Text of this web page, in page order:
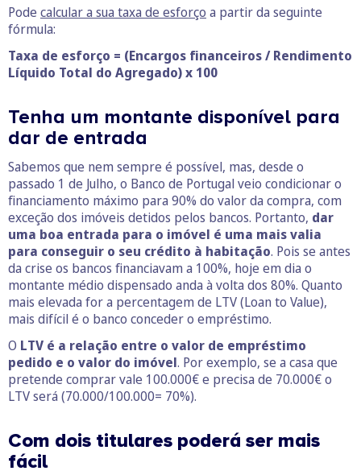
Pode calcular a sua taxa de esforço a partir da seguinte
fórmula:
Taxa de esforço = (Encargos financeiros / Rendimento
Líquido Total do Agregado) x 100
Tenha um montante disponível para
dar de entrada
Sabemos que nem sempre é possível, mas, desde o
passado 1 de Julho, o Banco de Portugal veio condicionar o
financiamento máximo para 90% do valor da compra, com
exceção dos imóveis detidos pelos bancos. Portanto, dar
uma boa entrada para o imóvel é uma mais valia
para conseguir o seu crédito à habitação. Pois se antes
da crise os bancos financiavam a 100%, hoje em dia o
montante médio dispensado anda à volta dos 80%. Quanto
mais elevada for a percentagem de LTV (Loan to Value),
mais difícil é o banco conceder o empréstimo.
O LTV é a relação entre o valor de empréstimo
pedido e o valor do imóvel. Por exemplo, se a casa que
pretende comprar vale 100.000€ e precisa de 70.000€ o
LTV será (70.000/100.000= 70%).
Com dois titulares poderá ser mais
fácil